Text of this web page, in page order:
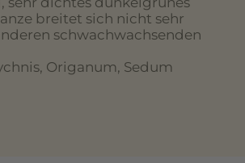
breitet sich nicht sehr
schwachwachsenden
Origanum, Sedum